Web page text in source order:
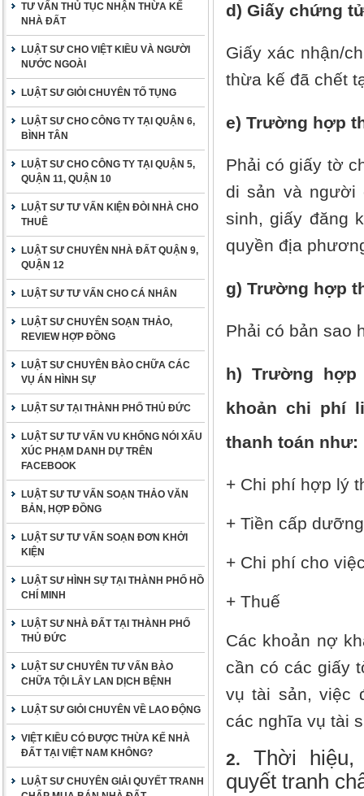
TƯ VẤN THỦ TỤC NHẬN THỪA KẾ
NHÀ ĐẤT
LUẬT SƯ CHO VIỆT KIỀU VÀ NGƯỜI
NƯỚC NGOÀI
LUẬT SƯ GIỎI CHUYÊN TỐ TỤNG
LUẬT SƯ CHO CÔNG TY TẠI QUẬN 6,
BÌNH TÂN
LUẬT SƯ CHO CÔNG TY TẠI QUẬN 5,
QUẬN 11, QUẬN 10
LUẬT SƯ TƯ VẤN KIỆN ĐÒI NHÀ CHO
THUÊ
LUẬT SƯ CHUYÊN NHÀ ĐẤT QUẬN 9,
QUẬN 12
LUẬT SƯ TƯ VẤN CHO CÁ NHÂN
LUẬT SƯ CHUYÊN SOẠN THẢO,
REVIEW HỢP ĐỒNG
LUẬT SƯ CHUYÊN BÀO CHỮA CÁC
VỤ ÁN HÌNH SỰ
LUẬT SƯ TẠI THÀNH PHỐ THỦ ĐỨC
LUẬT SƯ TƯ VẤN VU KHỐNG NÓI XẤU
XÚC PHẠM DANH DỰ TRÊN
FACEBOOK
LUẬT SƯ TƯ VẤN SOẠN THẢO VĂN
BẢN, HỢP ĐỒNG
LUẬT SƯ TƯ VẤN SOẠN ĐƠN KHỞI
KIỆN
LUẬT SƯ HÌNH SỰ TẠI THÀNH PHỐ HỒ
CHÍ MINH
LUẬT SƯ NHÀ ĐẤT TẠI THÀNH PHỐ
THỦ ĐỨC
LUẬT SƯ CHUYÊN TƯ VẤN BÀO
CHỮA TỘI LÂY LAN DỊCH BỆNH
LUẬT SƯ GIỎI CHUYÊN VỀ LAO ĐỘNG
VIỆT KIỀU CÓ ĐƯỢC THỪA KẾ NHÀ
ĐẤT TẠI VIỆT NAM KHÔNG?
LUẬT SƯ CHUYÊN GIẢI QUYẾT TRANH
d) Giấy chứng
Giấy xác nhận/
thừa kế đã chết
e) Trường hợp
Phải có giấy tờ
di sản và người
sinh, giấy đăng
quyền địa
g) Trường hợp
Phải có bản sao
h) Trường
khoản chi phí
thanh toán như:
+ Chi phí hợp lý
+ Tiền cấp
+ Chi phí cho
+ Thuế
Các khoản nợ
cần có các giấy
vụ tài sản, việc
các nghĩa vụ tài
2. Thời
quyết tranh